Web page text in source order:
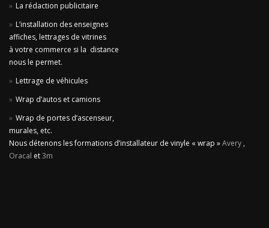
La rédaction publicitaire
L’installation des enseignes
affiches, lettrages de vitrines
à votre commerce si la distance
nous le permet.
Lettrage de véhicules
Wrap d’autos et camions
Wrap de portes d’ascenseur,
murales, etc.
Nous détenons les formations d’installateur de vinyle « wrap »Avery ,
Oracal et3m